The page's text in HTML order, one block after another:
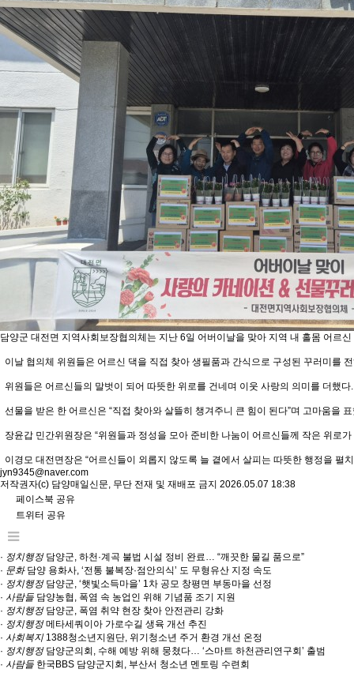
담양군 대전면 지역사회보장협의체는 지난 6일 어버이날을 맞아 지역 내 홀몸 어르
이날 협의체 위원들은 어르신 댁을 직접 찾아 생필품과 간식으로 구성된 꾸러미를
위원들은 어르신들의 말벗이 되어 따뜻한 위로를 건네며 이웃 사랑의 의미를 더했다.
선물을 받은 한 어르신은 “직접 찾아와 살뜰히 챙겨주니 큰 힘이 된다”며 고마움을
장윤갑 민간위원장은 “위원들과 정성을 모아 준비한 나눔이 어르신들께 작은 위로
이경모 대전면장은 “어르신들이 외롭지 않도록 늘 곁에서 살피는 따뜻한 행정을 펼
jyn9345@naver.com
저작권자(c) 담양매일신문, 무단 전재 및 재배포 금지 2026.05.07 18:38
페이스북 공유
트위터 공유
· 정치행정담양군, 하천·계곡 불법 시설 정비 완료… “깨끗한 물길 품으로”
· 문화담양 용화사, ‘전통 불복장·점안의식’ 도 무형유산 지정 속도
· 정치행정담양군, ‘햇빛소득마을’ 1차 공모 창평면 부동마을 선정
· 사람들 담양농협, 폭염 속 농업인 위해 기념품 조기 지원
· 정치행정담양군, 폭염 취약 현장 찾아 안전관리 강화
· 정치행정메타세쿼이아 가로수길 생육 개선 추진
· 사회복지1388청소년지원단, 위기청소년 주거 환경 개선 온정
· 정치행정담양군의회, 수해 예방 위해 뭉쳤다… ‘스마트 하천관리연구회’ 출범
· 사람들 한국BBS 담양군지회, 부산서 청소년 멘토링 수련회